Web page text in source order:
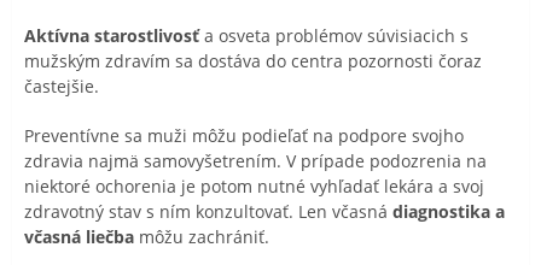
Aktívna starostlivosťa osveta problémov súvisiacich s
mužským zdravím sa dostáva do centra pozornosti čoraz
častejšie.
Preventívne sa muži môžu podieľať na podpore svojho
zdravia najmä samovyšetrením. V prípade podozrenia na
niektoré ochorenia je potom nutné vyhľadať lekára a svoj
zdravotný stav s ním konzultovať. Len včasná diagnostika a
včasná liečba môžu zachrániť.